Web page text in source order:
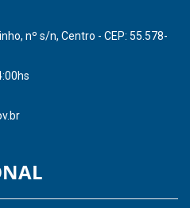
novos Repasses
agosto